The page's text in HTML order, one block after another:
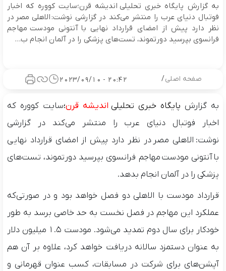
صفحه اصلی/
20:42 - 2023/09/10
به گزارش پایگاه خبری تحلیلی اندیشه قرن؛سایت کووره که اخبار
فوتبال دنیای عرب را منتشر می‌کند در گزارشی نوشت: الاهلی مصر در
نظر دارد پیش از امضای قرارداد نهایی با آنتونی مودست مهاجم
فرانسوی بپرسید دورتموند، تست‌های پزشکی را در آلمان انجام ب...
به گزارش پایگاه خبری تحلیلی اندیشه قرن؛سایت کووره که
اخبار فوتبال دنیای عرب را منتشر می‌کند در گزارشی
نوشت: الاهلی مصر در نظر دارد پیش از امضای قرارداد نهایی
باآنتونی مودستمهاجم فرانسوی بپرسید دورتموند، تست‌های
پزشکی را در آلمان انجام بدهد.
قرارداد مودست با الاهلی دو فصل خواهد بود و در صورتی‌که
عملکرد این مهاجم در فصل نخست به حد خاصی برسد به طور
خودکار برای سال دوم تمدید می‌شود. مودست 1.5 میلیون دلار
به عنوان دستمزد سالانه دریافت خواهد کرد، علاوه بر آن هم
آپشن‌های برای شرکت در مسابقات، کسب عنوان قهرمانی و